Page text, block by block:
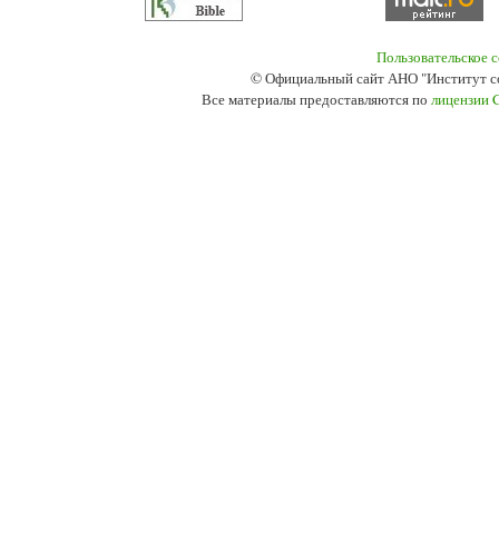
Пользовательское
© Официальный сайт АНО "Институт
Все материалы предоставляются по лицензии